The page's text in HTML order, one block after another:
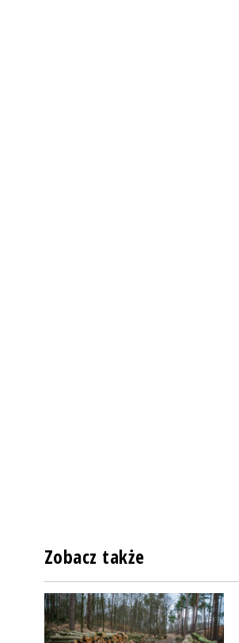
Zobacz także